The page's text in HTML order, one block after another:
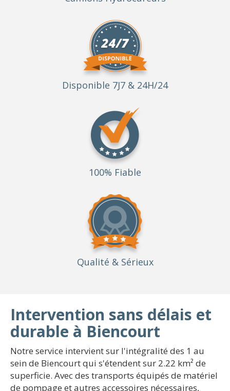
Disponible 7J7 & 24H/24
100% Fiable
Qualité & Sérieux
Intervention sans délais et
durable à Biencourt
Notre service intervient sur l'intégralité des 1 au
sein de Biencourt qui s'étendent sur 2.22 km² de
superficie. Avec des transports équipés de matériel
de pompage et autres accessoires nécessaires,